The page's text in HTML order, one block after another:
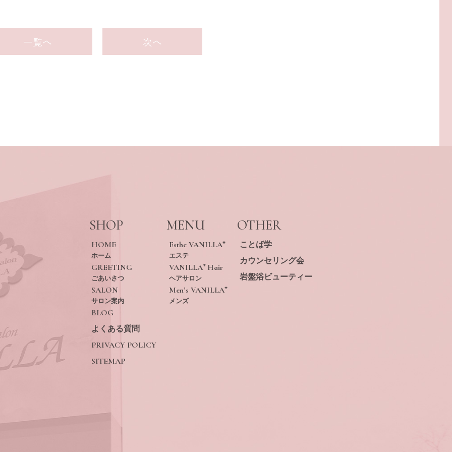
一覧へ 次へ
SHOP
HOME
ホーム
GREETING
ごあいさつ
SALON
サロン案内
BLOG
よくある質問
PRIVACY POLICY
SITEMAP
MENU
Esthe VANILLA⁺
エステ
VANILLA⁺ Hair
ヘアサロン
Men’s VANILLA⁺
メンズ
OTHER
ことば学
カウンセリング会
岩盤浴ビューティー